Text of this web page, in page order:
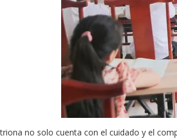
no solo cuenta con el cuidado y el